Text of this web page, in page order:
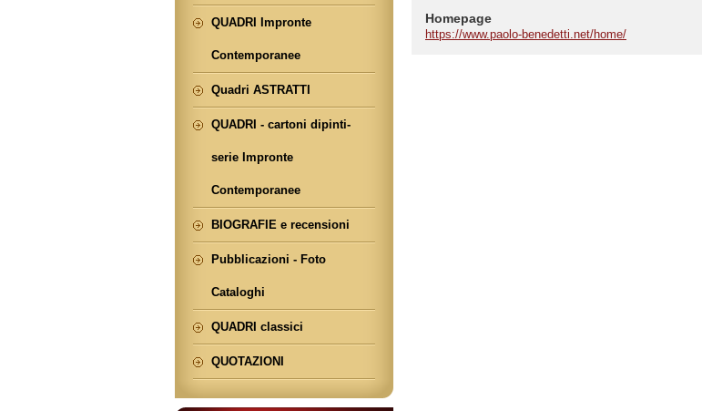
Homepage
https://www.paolo-benedetti.net/home/
QUADRI Impronte
Contemporanee
Quadri ASTRATTI
QUADRI - cartoni dipinti-
serie Impronte
Contemporanee
BIOGRAFIE e recensioni
Pubblicazioni - Foto
Cataloghi
QUADRI classici
QUOTAZIONI